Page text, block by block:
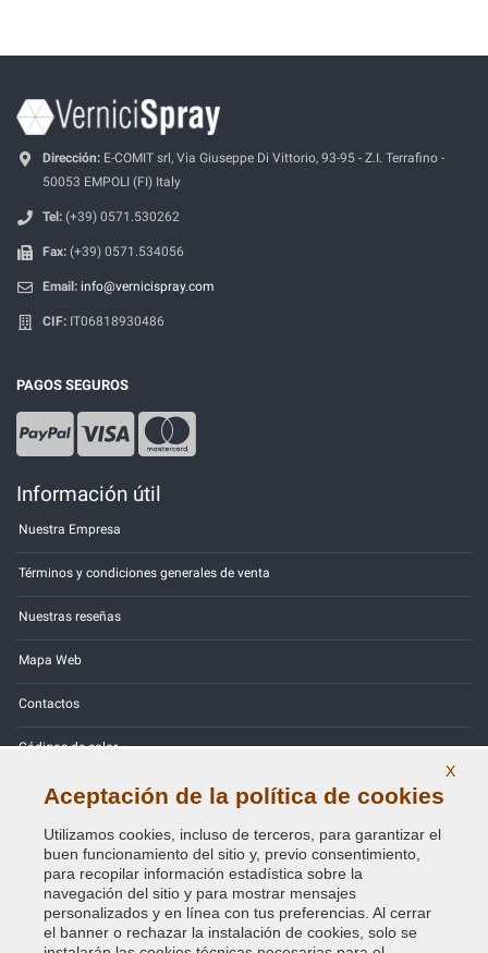
Dirección: E-COMIT srl, Via Giuseppe Di Vittorio, 93-95 - Z.I. Terrafino -
50053 EMPOLI (FI) Italy
Tel: (+39) 0571.530262
Fax: (+39) 0571.534056
Email: info@vernicispray.com
CIF: IT06818930486
PAGOS SEGUROS
Información útil
Nuestra Empresa
Términos y condiciones generales de venta
Nuestras reseñas
Mapa Web
Contactos
Códigos de color
Política de Privacidad - RGPD
Copyright © 2014 - 2026. All Rights Reserved.
Visitantes En Línea: 297
X
Aceptación de la política de cookies
Utilizamos cookies, incluso de terceros, para garantizar el
buen funcionamiento del sitio y, previo consentimiento,
para recopilar información estadística sobre la
navegación del sitio y para mostrar mensajes
personalizados y en línea con tus preferencias. Al cerrar
el banner o rechazar la instalación de cookies, solo se